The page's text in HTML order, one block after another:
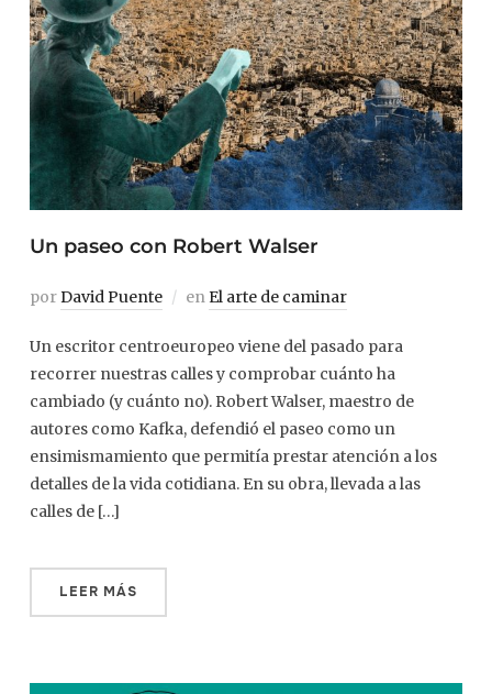
Un paseo con Robert Walser
porDavid Puente en El arte de caminar
Un escritor centroeuropeo viene del pasado para
recorrer nuestras calles y comprobar cuánto ha
cambiado (y cuánto no). Robert Walser, maestro de
autores como Kafka, defendió el paseo como un
ensimismamiento que permitía prestar atención a los
detalles de la vida cotidiana. En su obra, llevada a las
calles de […]
LEER MÁS